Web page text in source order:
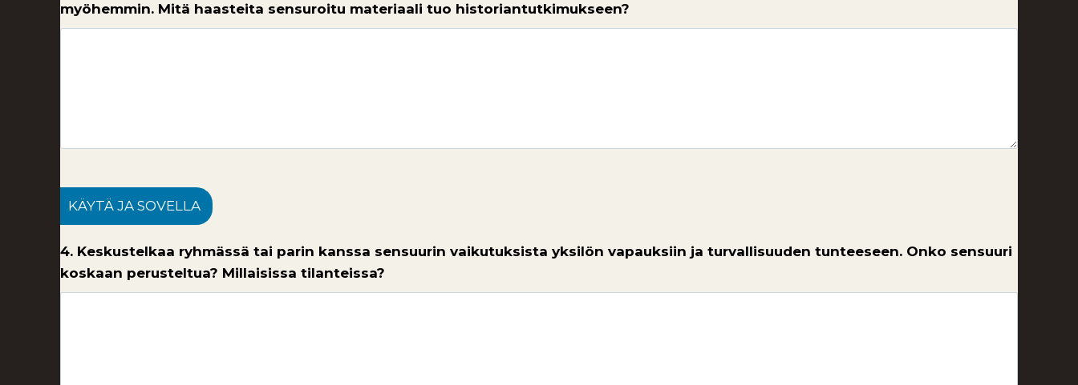
myöhemmin. Mitä haasteita sensuroitu materiaali tuo historiantutkimukseen?
KÄYTÄ JA SOVELLA
4. Keskustelkaa ryhmässä tai parin kanssa sensuurin vaikutuksista yksilön vapauksiin ja turvallisuuden tunteeseen. Onko sensuuri
koskaan perusteltua? Millaisissa tilanteissa?